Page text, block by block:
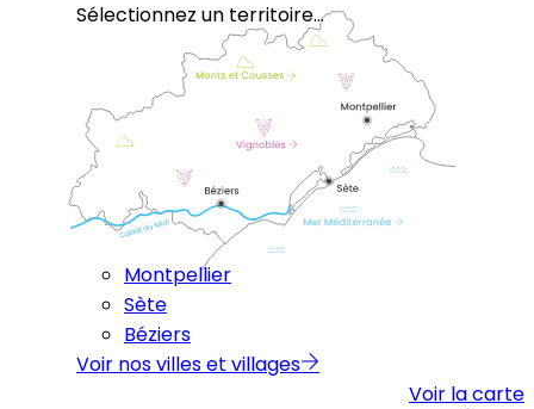
Sélectionnez un territoire...
Montpellier
Sète
Béziers
Voir nos villes et villages
Voir la carte